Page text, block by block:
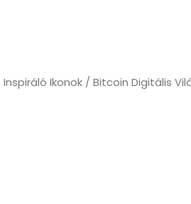
Inspiráló Ikonok / Bitcoin Digitális